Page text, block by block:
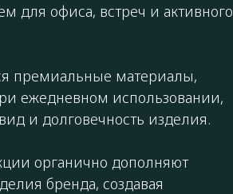
для офиса, встреч и активного
премиальные материалы,
ежедневном использовании,
и долговечность изделия.
органично дополняют
бренда, создавая